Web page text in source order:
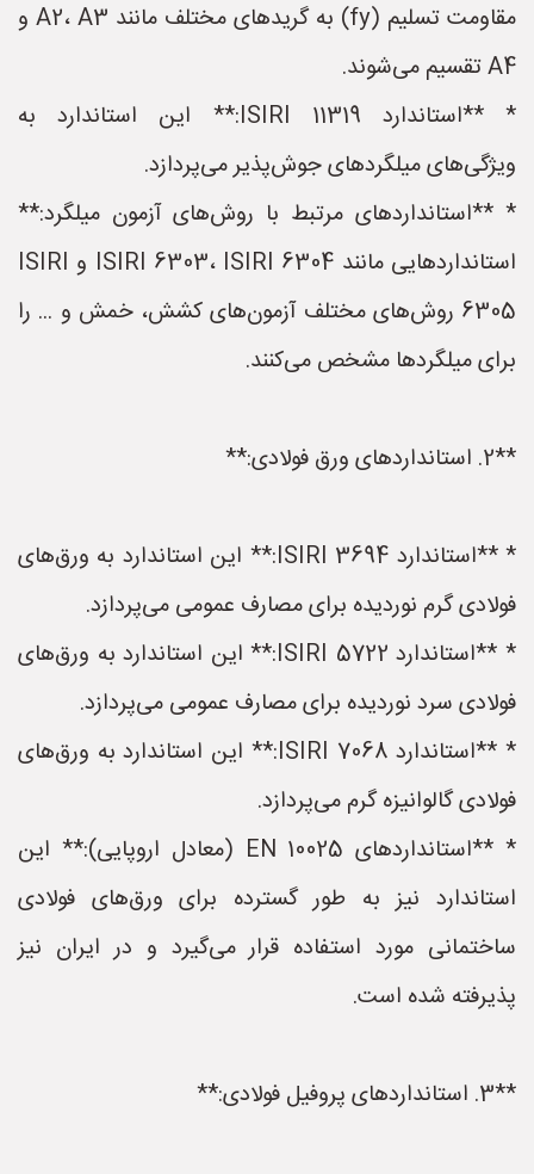
مقاومت تسلیم (fy) به گریدهای مختلف مانند A2، A3 و
A4 تقسیم می‌شوند.
* **استاندارد ISIRI 11319:** این استاندارد به
ویژگی‌های میلگردهای جوش‌پذیر می‌پردازد.
* **استانداردهای مرتبط با روش‌های آزمون میلگرد:**
استانداردهایی مانند ISIRI 6303، ISIRI 6304 و ISIRI
6305 روش‌های مختلف آزمون‌های کشش، خمش و ... را
برای میلگردها مشخص می‌کنند.
**2. استانداردهای ورق فولادی:**
* **استاندارد ISIRI 3694:** این استاندارد به ورق‌های
فولادی گرم نوردیده برای مصارف عمومی می‌پردازد.
* **استاندارد ISIRI 5722:** این استاندارد به ورق‌های
فولادی سرد نوردیده برای مصارف عمومی می‌پردازد.
* **استاندارد ISIRI 7068:** این استاندارد به ورق‌های
فولادی گالوانیزه گرم می‌پردازد.
* **استانداردهای EN 10025 (معادل اروپایی):** این
استاندارد نیز به طور گسترده برای ورق‌های فولادی
ساختمانی مورد استفاده قرار می‌گیرد و در ایران نیز
پذیرفته شده است.
**3. استانداردهای پروفیل فولادی:**